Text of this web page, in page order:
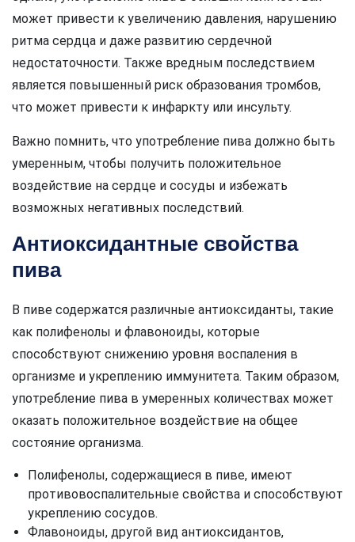
может привести к увеличению давления, нарушению
ритма сердца и даже развитию сердечной
недостаточности. Также вредным последствием
является повышенный риск образования тромбов,
что может привести к инфаркту или инсульту.
Важно помнить, что употребление пива должно быть
умеренным, чтобы получить положительное
воздействие на сердце и сосуды и избежать
возможных негативных последствий.
Антиоксидантные свойства
пива
В пиве содержатся различные антиоксиданты, такие
как полифенолы и флавоноиды, которые
способствуют снижению уровня воспаления в
организме и укреплению иммунитета. Таким образом,
употребление пива в умеренных количествах может
оказать положительное воздействие на общее
состояние организма.
Полифенолы, содержащиеся в пиве, имеют
противовоспалительные свойства и способствуют
укреплению сосудов.
Флавоноиды, другой вид антиоксидантов,